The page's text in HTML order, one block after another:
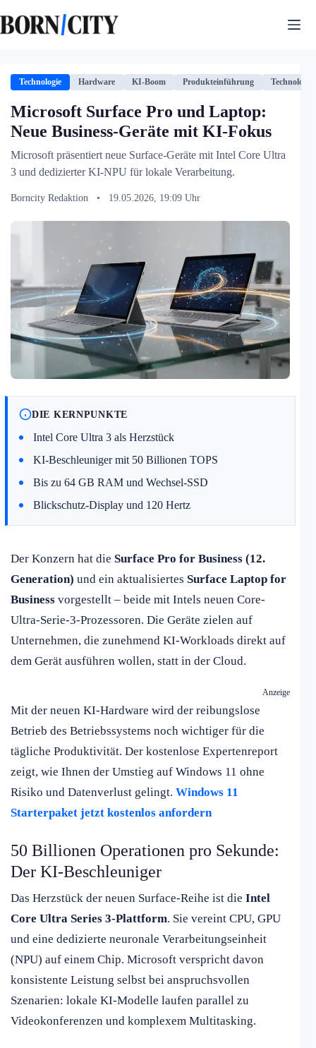
Inhalt
springen
Technologie Hardware KI-Boom Produkteinführung Technologie
Microsoft Surface Pro und Laptop:
Neue Business-Geräte mit KI-Fokus
Microsoft präsentiert neue Surface-Geräte mit Intel Core Ultra
3 und dedizierter KI-NPU für lokale Verarbeitung.
Borncity Redaktion • 19.05.2026, 19:09 Uhr
DIE KERNPUNKTE
Intel Core Ultra 3 als Herzstück
KI-Beschleuniger mit 50 Billionen TOPS
Bis zu 64 GB RAM und Wechsel-SSD
Blickschutz-Display und 120 Hertz
Der Konzern hat die Surface Pro for Business (12.
Generation) und ein aktualisiertes Surface Laptop for
Business vorgestellt – beide mit Intels neuen Core-
Ultra-Serie-3-Prozessoren. Die Geräte zielen auf
Unternehmen, die zunehmend KI-Workloads direkt auf
dem Gerät ausführen wollen, statt in der Cloud.
Anzeige
Mit der neuen KI-Hardware wird der reibungslose
Betrieb des Betriebssystems noch wichtiger für die
tägliche Produktivität. Der kostenlose Expertenreport
zeigt, wie Ihnen der Umstieg auf Windows 11 ohne
Risiko und Datenverlust gelingt. Windows 11
Starterpaket jetzt kostenlos anfordern
50 Billionen Operationen pro Sekunde:
Der KI-Beschleuniger
Das Herzstück der neuen Surface-Reihe ist die Intel
Core Ultra Series 3-Plattform. Sie vereint CPU, GPU
und eine dedizierte neuronale Verarbeitungseinheit
(NPU) auf einem Chip. Microsoft verspricht davon
konsistente Leistung selbst bei anspruchsvollen
Szenarien: lokale KI-Modelle laufen parallel zu
Videokonferenzen und komplexem Multitasking.